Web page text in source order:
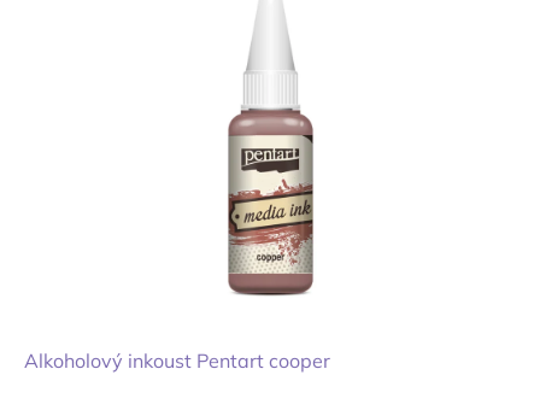
Alkoholový inkoust Pentart cooper